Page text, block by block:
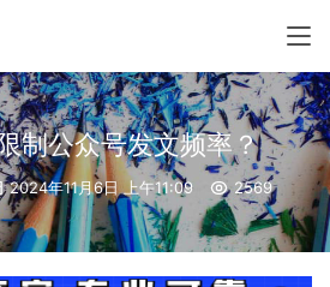
制公众号发文频率？
2024年11月6日 上午11:09 2569